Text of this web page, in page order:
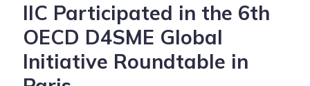
IIC Participated in the 6th
OECD D4SME Global
Initiative Roundtable in